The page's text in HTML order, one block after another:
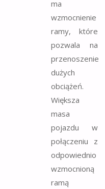
ma
wzmocnienie
ramy, które
pozwala na
przenoszenie
dużych
obciążeń.
Większa
masa
pojazdu w
połączeniu z
odpowiednio
wzmocnioną
ramą